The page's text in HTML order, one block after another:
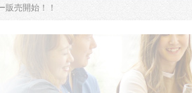
販売開始！！